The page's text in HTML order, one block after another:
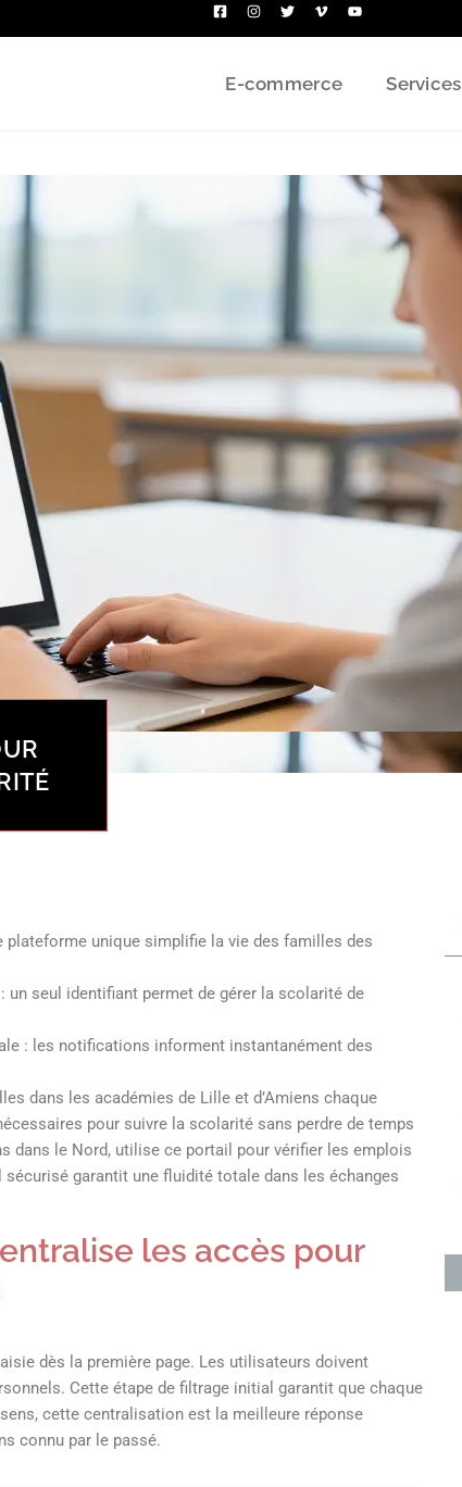
E-commerce Services
unique simplifie la vie des familles des
seul identifiant permet de gérer la scolarité de
: les notifications informent instantanément des
dans les académies de Lille et d’Amiens chaque
pour suivre la scolarité sans perdre de temps
dans le Nord, utilise ce portail pour vérifier les emplois
garantit une fluidité totale dans les échanges
les accès pour
dès la première page. Les utilisateurs doivent
Cette étape de filtrage initial garantit que chaque
cette centralisation est la meilleure réponse
connu par le passé.